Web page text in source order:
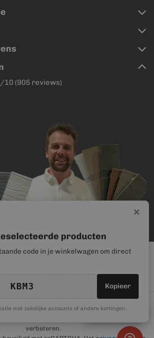
10 (905 reviews)
×
producten
code in je winkelwagen om direct
KBM3 Kopieer
met zakelijke accounts of andere kortingen.
🎁Kortingscode
| Magento webwinkel realisatie door
verbeteren.